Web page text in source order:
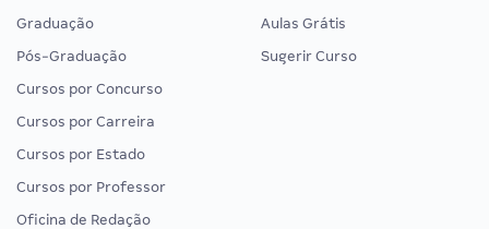
Graduação
Pós-Graduação
Cursos por Concurso
Cursos por Carreira
Cursos por Estado
Cursos por Professor
Oficina de Redação
Aulas Grátis
Sugerir Curso